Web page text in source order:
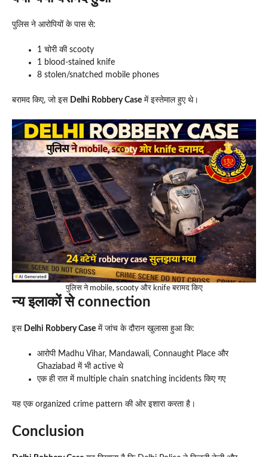
पुलिस ने आरोपियों के पास से:
1 चोरी की scooty
1 blood-stained knife
8 stolen/snatched mobile phones
बरामद किए, जो इस Delhi Robbery Case में इस्तेमाल हुए थे।
पुलिस ने mobile, scooty और knife बरामद किए
न्य इलाकों से connection
इस Delhi Robbery Case में जांच के दौरान खुलासा हुआ कि:
आरोपी Madhu Vihar, Mandawali, Connaught Place और
Ghaziabad में भी active थे
एक ही रात में multiple chain snatching incidents किए गए
यह एक organized crime pattern की ओर इशारा करता है।
Conclusion